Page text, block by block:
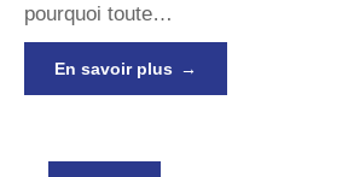
pourquoi toute…
En savoir plus